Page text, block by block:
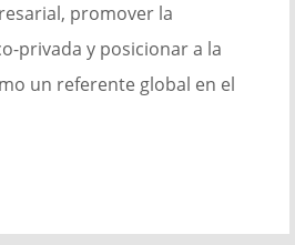
promover la
privada y posicionar a la
un referente global en el